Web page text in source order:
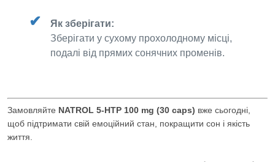
Як зберігати:
Зберігати у сухому прохолодному місці,
подалі від прямих сонячних променів.
Замовляйте NATROL 5-HTP 100 mg (30 caps) вже сьогодні,
щоб підтримати свій емоційний стан, покращити сон і якість
життя.